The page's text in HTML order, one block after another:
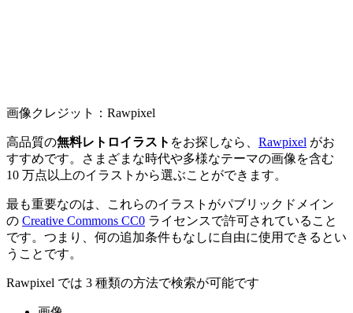
画像クレジット：Rawpixel
高品質の無料レトロイラスト をお探しなら、 Rawpixel がお
すすめです。さまざまな時代や多様なテーマの画像を含む
10 万点以上のイラストから選ぶことができます。
最も重要なのは、これらのイラストがパブリックドメイン
の Creative Commons CC0 ライセンスで許可されていること
です。つまり、何の追加条件もなしに自由に使用できるとい
うことです。
Rawpixel では 3 種類の方法で検索が可能です